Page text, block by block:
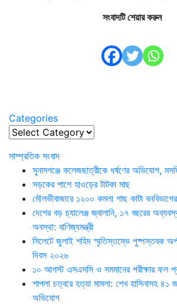
সংবাদটি শেয়ার করুন
Categories
Categories
সাম্প্রতিক সংবাদ
সুনামগঞ্জে কলেজছাত্রীকে ধর্ষণের অভিযোগ,
সড়কের পাশে হাওড়ের টাটকা মাছ
মৌলভীবাজারে ১২০০ কমলা গাছ কাটা
দেশের বড় চ্যালেঞ্জ জ্বালানি, ১৭ বছরের
অবস্থা: বাণিজ্যমন্ত্রী
সিলেটে জুলাই শহিদ স্মৃতিস্তম্ভে পুষ্পস্তবক
দিবস ২০২৬
১০ আগস্ট এসএসসি ও সমমানের পরীক্ষার ফল
শাপলা চত্বরে হত্যা মামলা: শেখ হাসিনাসহ ৪১
অভিযোগ